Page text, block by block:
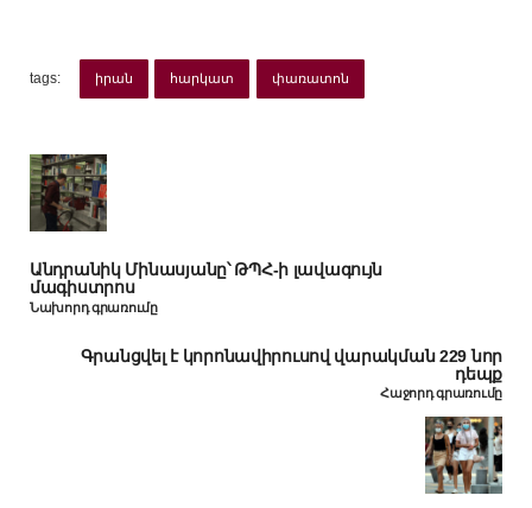
tags: իրան հարկատ փառատոն
Անդրանիկ Մինասյանը՝ ԹՊՀ-ի լավագույն
մագիստրոս
Նախորդ գրառումը
Գրանցվել է կորոնավիրուսով վարակման 229 նոր
դեպք
Հաջորդ գրառումը